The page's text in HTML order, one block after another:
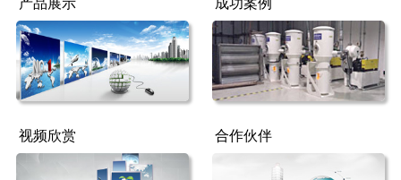
产品展示 成功案例
视频欣赏 合作伙伴